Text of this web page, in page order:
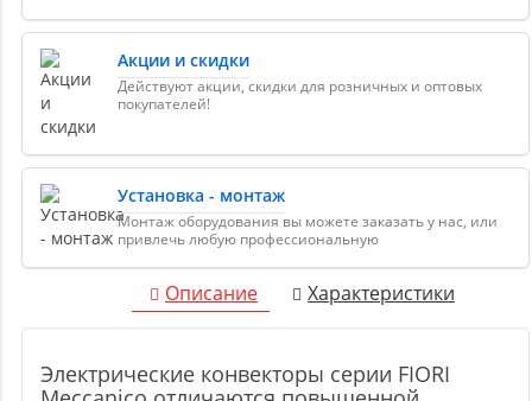
Акции и скидки
Действуют акции, скидки для розничных и оптовых
покупателей!
Установка - монтаж
Монтаж оборудования вы можете заказать у нас, или
привлечь любую профессиональную
Описание Характеристики
Электрические конвекторы серии FIORI